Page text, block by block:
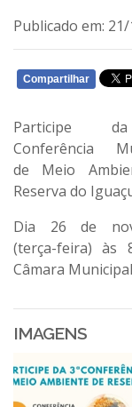
Publicado em:
Compartilhar
Participe
Conferência
de Meio
Reserva do
Dia 26 de
(terça-feira) às
Câmara Municipal
IMAGENS